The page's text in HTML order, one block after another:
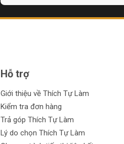
Hỗ trợ
Giới thiệu về Thích Tự Làm
Kiểm tra đơn hàng
Trả góp Thích Tự Làm
Lý do chọn Thích Tự Làm